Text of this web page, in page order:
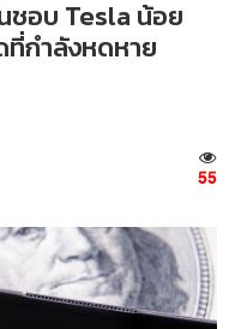
ชอบ Tesla น้อย
ที่กำลังหดหาย
55